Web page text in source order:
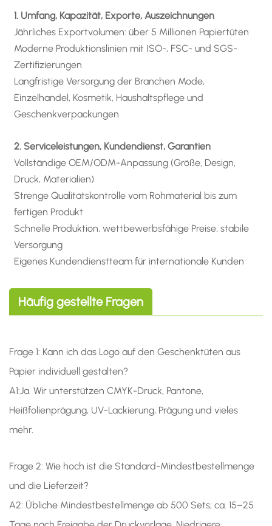
1. Umfang, Kapazität, Exporte, Auszeichnungen
Jährliches Exportvolumen: über 5 Millionen Papiertüten
Moderne Produktionslinien mit ISO-, FSC- und SGS-
Zertifizierungen
Langfristige Versorgung der Branchen Mode,
Einzelhandel, Kosmetik, Haushaltspflege und
Geschenkverpackungen
2. Serviceleistungen, Kundendienst, Garantien
Vollständige OEM/ODM-Anpassung (Größe, Design,
Druck, Materialien)
Strenge Qualitätskontrolle vom Rohmaterial bis zum
fertigen Produkt
Schnelle Produktion, wettbewerbsfähige Preise, stabile
Versorgung
Eigenes Kundendienstteam für internationale Kunden
Häufig gestellte Fragen
Frage 1: Kann ich das Logo auf den Geschenktüten aus
Papier individuell gestalten?
A1:Ja. Wir unterstützen CMYK-Druck, Pantone,
Heißfolienprägung, UV-Lackierung, Prägung und vieles
mehr.
Frage 2: Wie hoch ist die Standard-Mindestbestellmenge
und die Lieferzeit?
A2: Übliche Mindestbestellmenge ab 500 Sets; ca. 15–25